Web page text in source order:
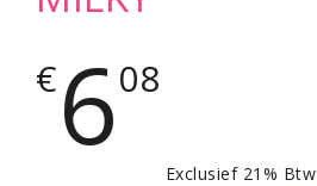
€608
Exclusief 21% Btw